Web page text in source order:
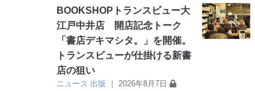
BOOKSHOPトランスビュー大
江戸中井店 開店記念トーク
「書店デキマシタ。」を開催。
トランスビューが仕掛ける新書
店の狙い
ニュース 出版 ｜ 2026年8月7日